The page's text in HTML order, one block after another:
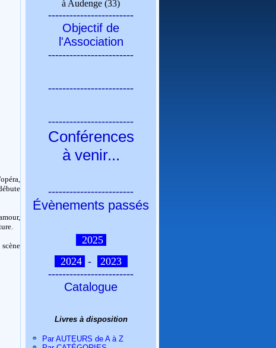
à Audenge (33)
------------------------
Objectif de
l'Association
------------------------
------------------------
------------------------
Conférences
à venir...
------------------------
Évènements passés
2025
2024 -
2023
------------------------
Catalogue
Livres à disposition
Par AUTEURS de A à Z